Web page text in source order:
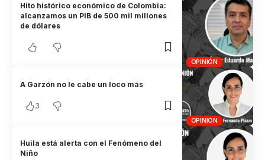
OPINIÓN
Hito histórico económico de Colombia:
alcanzamos un PIB de 500 mil millones
de dólares
OPINIÓN
A Garzón no le cabe un loco más
3
Huila está alerta con el Fenómeno del
Niño